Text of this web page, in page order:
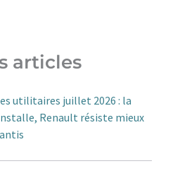
articles
utilitaires juillet 2026 : la
Renault résiste mieux